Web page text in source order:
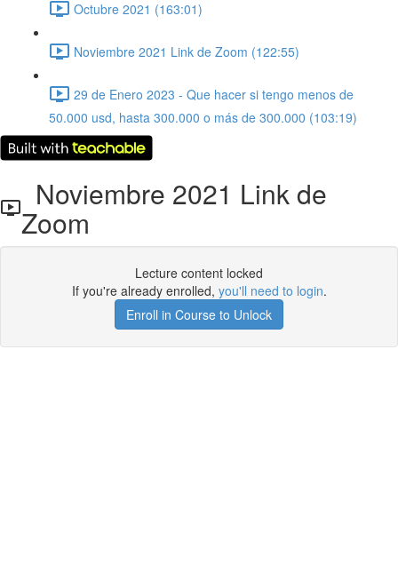
Octubre 2021 (163:01)
Noviembre 2021 Link de Zoom (122:55)
29 de Enero 2023 - Que hacer si tengo menos de
50.000 usd, hasta 300.000 o más de 300.000 (103:19)
Noviembre 2021 Link de
Zoom
Lecture content locked
If you're already enrolled, you'll need to login.
Enroll in Course to Unlock